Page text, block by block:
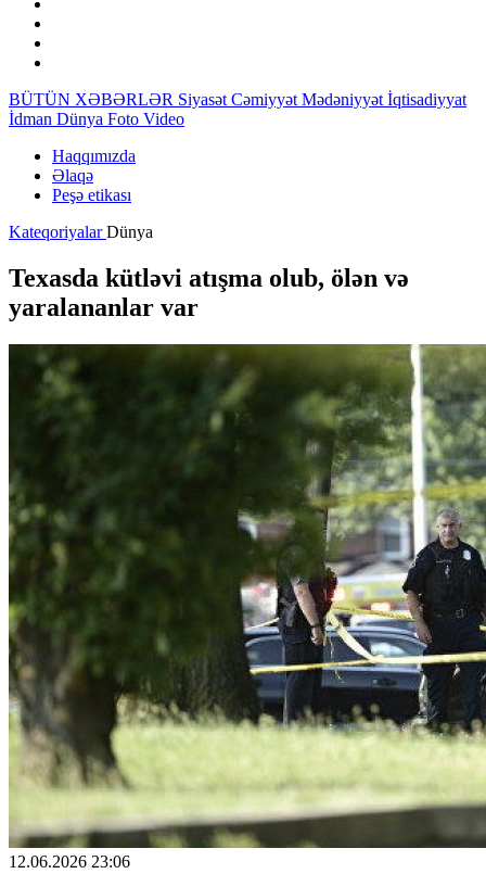
BÜTÜN XƏBƏRLƏR Siyasət Cəmiyyət Mədəniyyət İqtisadiyyat
İdman Dünya Foto Video
Haqqımızda
Əlaqə
Peşə etikası
KateqoriyalarDünya
Texasda kütləvi atışma olub, ölən və
yaralananlar var
12.06.2026 23:06